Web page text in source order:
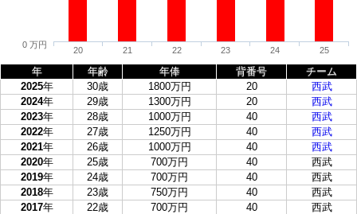
20 21 22 23 24 25
0 万円
年 年齢 年俸 背番号
チーム
2025年 30歳 1800万円 20
西武
2024年 29歳 1300万円 20
西武
2023年 28歳 1000万円 40
西武
2022年 27歳 1250万円 40
西武
2021年 26歳 1000万円 40
西武
2020年 25歳 700万円 40
西武
2019年 24歳 700万円 40
西武
2018年 23歳 750万円 40
西武
2017年 22歳 700万円 40 西武